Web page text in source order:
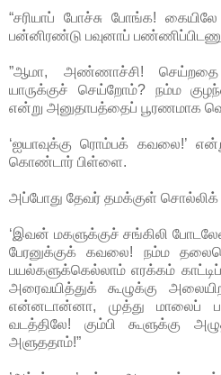
“சரியாப் போச்சு போங்க!
பன்னிரண்டு பவுனாப்
”ஆமா, அண்ணாச்சி! செய்றதை
யாருக்குச் செய்றோம்? நம்ம
என்று அனுதாபத்தைப் பூரணமாக
‘ஐயாவுக்கு ரொம்பக் கவலை!’
கொண்டார் பிள்ளை.
அப்போது தேவர் தமக்குள் சொல்லிக்
‘இவன் மகளுக்குச் சங்கிலி
பேரனுக்குக் கவலை! நம்ம
பயல்களுக்கெல்லாம் எரக்கம்
அரைவயித்துக் கூழுக்கு
என்னடான்னா, முத்து மாலைப்
வடத்திலே! கும்பி கூளுக்கு
அளுததாம்!”